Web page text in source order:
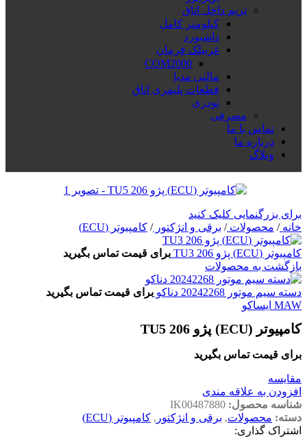
تریم داخل اتاق
کیلومتر کامل
داشبورد
غربیلک فرمان
COM2000
مالتی مدیا
قطعات پلیمری اتاق
تودری
مصرفی
تماس با ما
درباره ما
وبلاگ
برای بزرگنمایی کلیک کنید
خانه/ محصولات/ برقی و انژکتور/ کامپیوتر (ECU)
کامپیوتر (ECU) پژو 206 TU3
برای قیمت تماس بگیرید
بازگشت به محصولات
دسته سیم موتور 20242268 دناکو
برای قیمت تماس بگیرید
MAW ایساکو
کامپیوتر (ECU) پژو 206 TU5
برای قیمت تماس بگیرید
مقايسه
افزودن به علاقه مندی
شناسه محصول: IK00487880
دسته: محصولات, برقی و انژکتور , کامپیوتر (ECU)
اشتراک گذاری: